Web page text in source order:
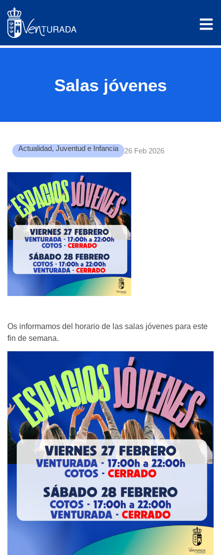
Salas jóvenes
Actualidad, Juventud e Infancia 26 Feb 2026
Os informamos del horario de las salas jóvenes para este
fin de semana.